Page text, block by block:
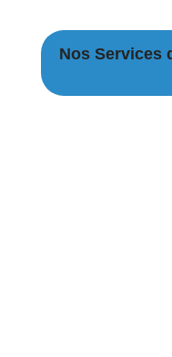
Nos Services